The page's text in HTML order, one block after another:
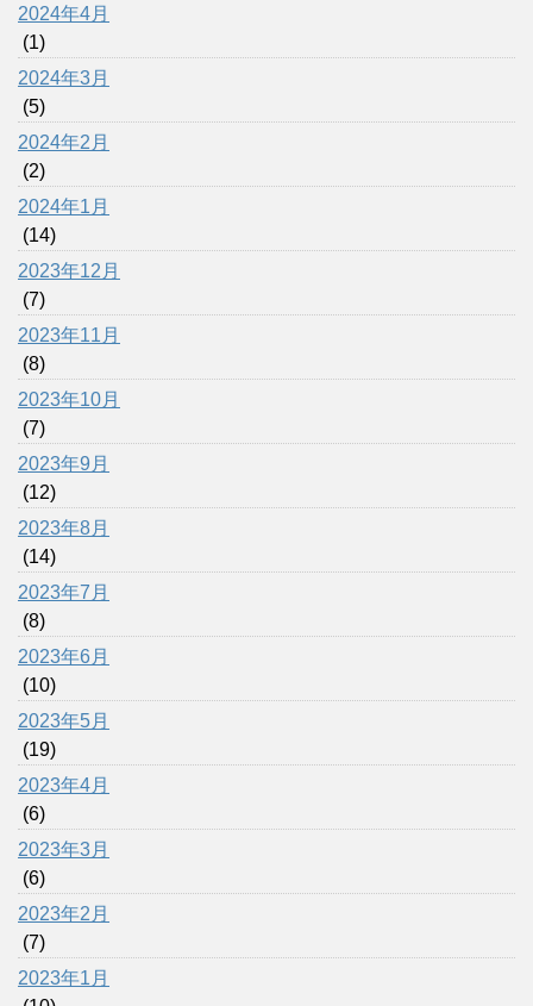
2024年4月
(1)
2024年3月
(5)
2024年2月
(2)
2024年1月
(14)
2023年12月
(7)
2023年11月
(8)
2023年10月
(7)
2023年9月
(12)
2023年8月
(14)
2023年7月
(8)
2023年6月
(10)
2023年5月
(19)
2023年4月
(6)
2023年3月
(6)
2023年2月
(7)
2023年1月